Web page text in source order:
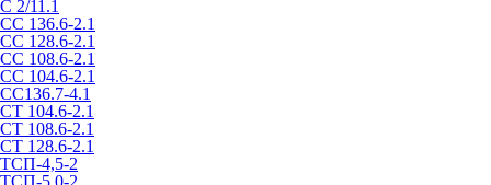
С 2/11.1
СС 136.6-2.1
СС 128.6-2.1
СС 108.6-2.1
СС 104.6-2.1
СС136.7-4.1
СТ 104.6-2.1
СТ 108.6-2.1
СТ 128.6-2.1
ТСП-4,5-2
ТСП-5,0-2